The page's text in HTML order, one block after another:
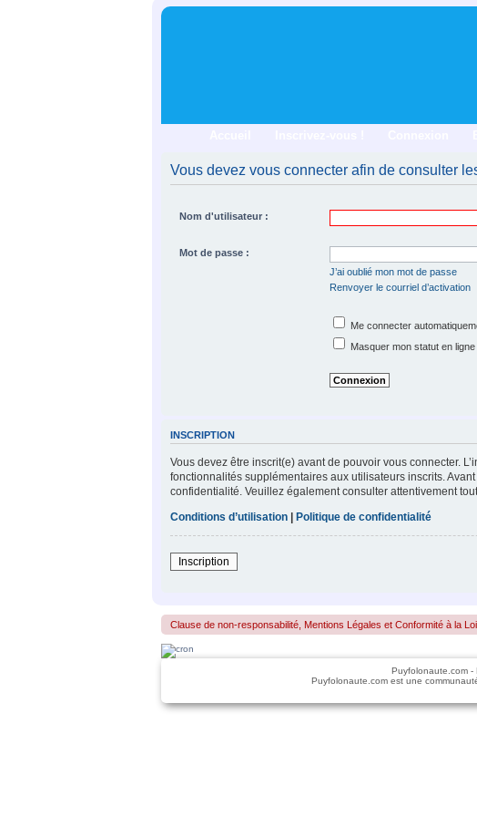
Vous devez vous connecter afin de consulter
Nom d'utilisateur :
Mot de passe :
J’ai oublié mon mot de passe
Renvoyer le courriel d’activation
Me connecter
Masquer mon statut en
INSCRIPTION
Vous devez être inscrit(e) avant de pouvoir vous connecter.
fonctionnalités supplémentaires aux utilisateurs inscrits.
confidentialité. Veuillez également consulter attentivement
Conditions d’utilisation
Politique de confidentialité
Inscription
Clause de non-responsabilité, Mentions Légales et Conformité à la
Puyfolonaute.com -
Puyfolonaute.com est une